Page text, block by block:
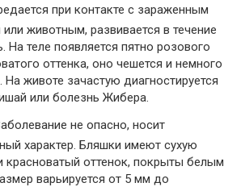
при контакте с зараженным
животным, развивается в течение
На теле появляется пятно розового
оттенка, оно чешется и немного
На животе зачастую диагностируется
или болезнь Жибера.
не опасно, носит
характер. Бляшки имеют сухую
красноватый оттенок, покрыты белым
варьируется от 5 мм до